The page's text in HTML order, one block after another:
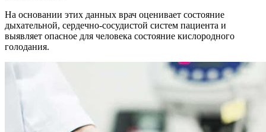
На основании этих данных врач оценивает состояние
дыхательной, сердечно-сосудистой систем пациента и
выявляет опасное для человека состояние кислородного
голодания.